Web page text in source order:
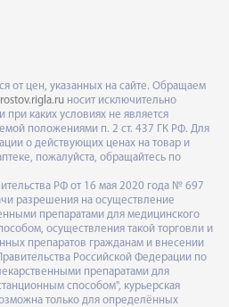
от цен, указанных на сайте. Обращаем
rostov.rigla.ru носит исключительно
каких условиях не является
положениями п. 2 ст. 437 ГК РФ. Для
о действующих ценах на товар и
пожалуйста, обращайтесь по
РФ от 16 мая 2020 года № 697
разрешения на осуществление
препаратами для медицинского
осуществления такой торговли и
препаратов гражданам и внесении
Российской Федерации по
препаратами для
способом", курьерская
только для определённых